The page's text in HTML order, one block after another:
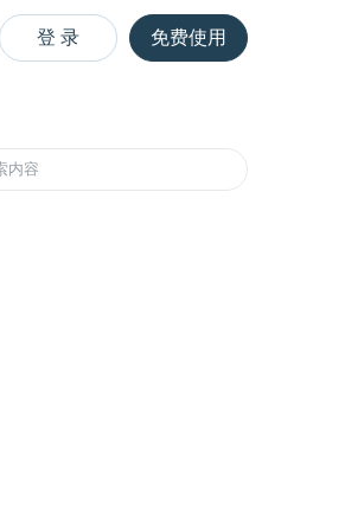
登 录 免费使用